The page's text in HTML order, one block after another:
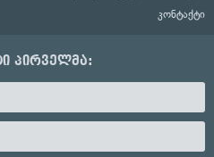
კონტაქტი
პირველმა: